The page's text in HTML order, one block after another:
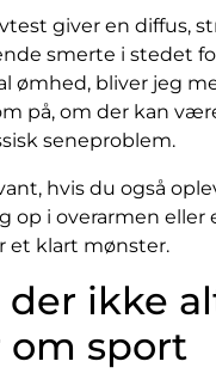
giver en diffus,
smerte i stedet
ømhed, bliver jeg
på, om der kan
seneproblem.
hvis du også
op i overarmen eller
et klart mønster.
der ikke
om sport